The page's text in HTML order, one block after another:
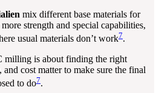
mix different base materials for
strength and special capabilities,
usual materials don’t work7.
milling is about finding the right
cost matter to make sure the final
to do7.